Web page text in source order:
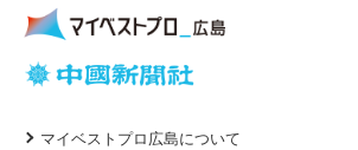
マイベストプロ広島について